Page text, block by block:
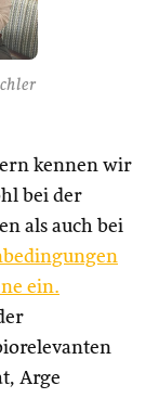
kennen wir
bei der
als auch bei
ein.
Arge